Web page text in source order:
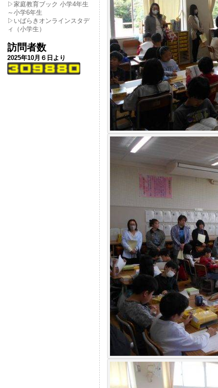
▷家庭教育ブック 小学4年生
～小学6年生
▷いばらきオンラインスタデ
ィ（小学生）
訪問者数
2025年10月６日より